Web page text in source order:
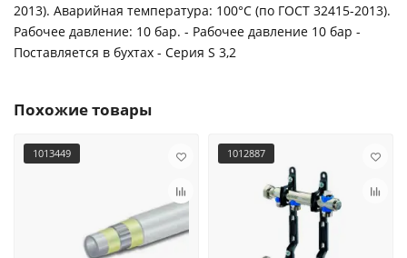
2013). Аварийная температура: 100°C (по ГОСТ 32415-2013).
Рабочее давление: 10 бар. - Рабочее давление 10 бар -
Поставляется в бухтах - Серия S 3,2
Похожие товары
1013449 1012887